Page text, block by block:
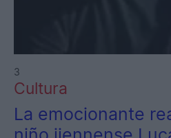
3
Cultura
La emocionante